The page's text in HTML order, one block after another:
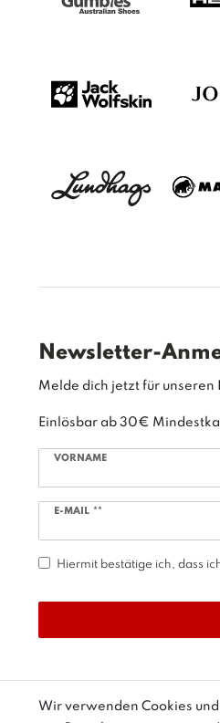
Check Newsletter
Newsletter-
VORNAME
E-MAIL **
Newsletter
Wir verwenden Cookies